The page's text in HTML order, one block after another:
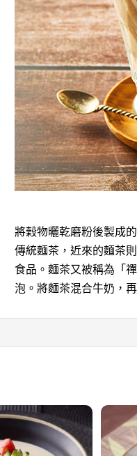
將榖物曬乾磨粉後製成
傳統麵茶，近來的麵茶
食品。麵茶又被稱為「
泡。將麵茶混合牛奶，